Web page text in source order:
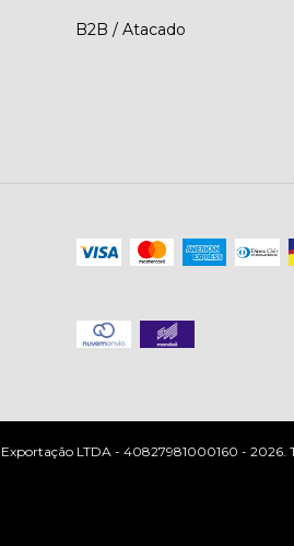
B2B / Atacado
LTDA - 40827981000160 - 2026.